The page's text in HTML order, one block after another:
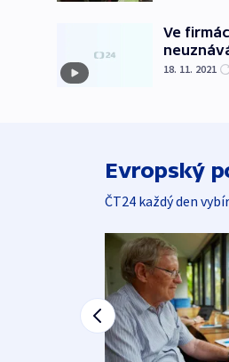
Ve
18. 11. 2021
Evropský
ČT24 každý den